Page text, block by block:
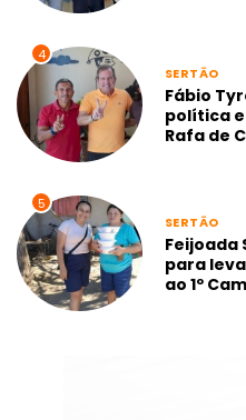
4
SERTÃO
Fábio
política
Rafa de
5
SERTÃO
Feijoada
para
ao 1º